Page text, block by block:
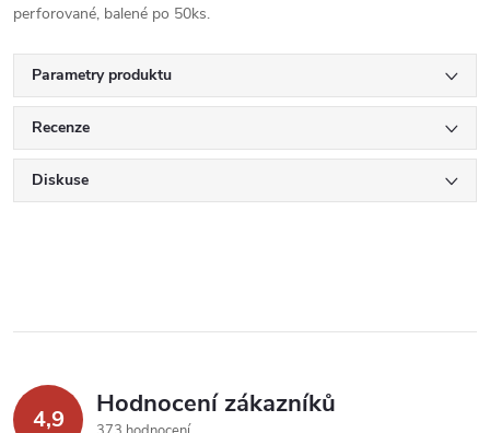
perforované, balené po 50ks.
Parametry produktu
Recenze
Diskuse
4,9 Hodnocení zákazníků